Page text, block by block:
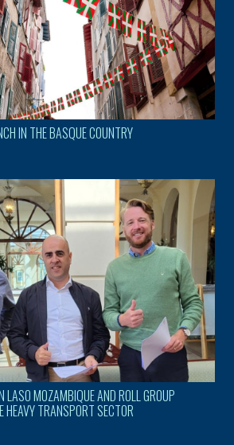
IN THE BASQUE COUNTRY
LASO MOZAMBIQUE AND ROLL GROUP
HEAVY TRANSPORT SECTOR